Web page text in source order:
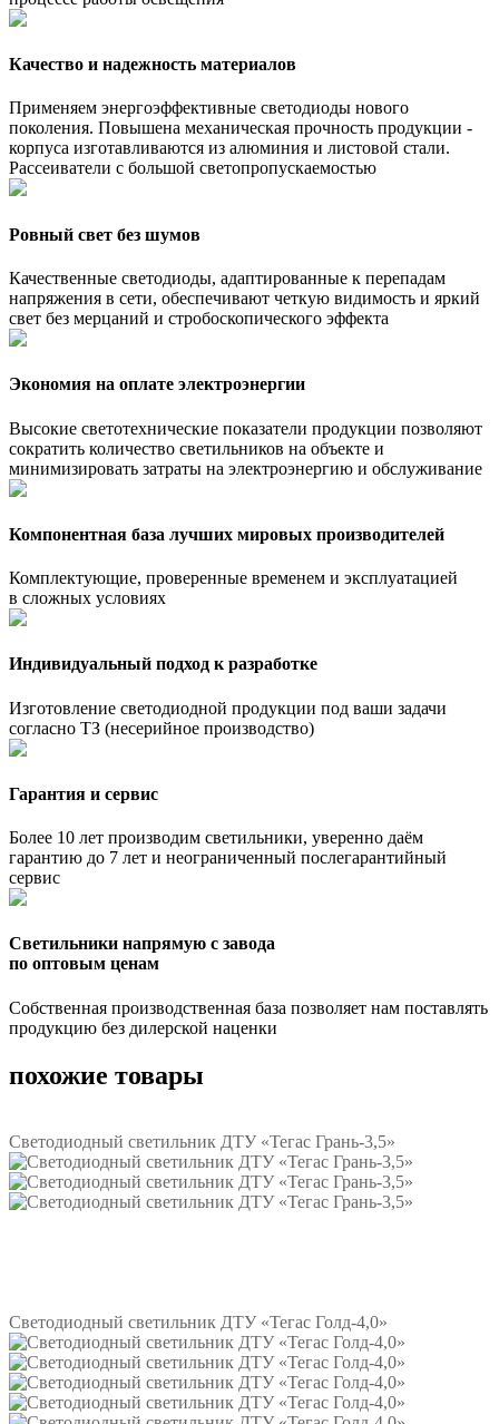
Качество и надежность материалов
Применяем энергоэффективные светодиоды нового
поколения. Повышена механическая прочность продукции -
корпуса изготавливаются из алюминия и листовой стали.
Рассеиватели с большой светопропускаемостью
Ровный свет без шумов
Качественные светодиоды, адаптированные к перепадам
напряжения в сети, обеспечивают четкую видимость и яркий
свет без мерцаний и стробоскопического эффекта
Экономия на оплате электроэнергии
Высокие светотехнические показатели продукции позволяют
сократить количество светильников на объекте и
минимизировать затраты на электроэнергию и обслуживание
Компонентная база лучших мировых производителей
Комплектующие, проверенные временем и эксплуатацией
в сложных условиях
Индивидуальный подход к разработке
Изготовление светодиодной продукции под ваши задачи
согласно ТЗ (несерийное производство)
Гарантия и сервис
Более 10 лет производим светильники, уверенно даём
гарантию до 7 лет и неограниченный послегарантийный
сервис
Светильники напрямую с завода
по оптовым ценам
Собственная производственная база позволяет нам поставлять
продукцию без дилерской наценки
похожие товары
Светодиодный светильник ДТУ «Тегас Грань-3,5»
Светодиодный светильник ДТУ «Тегас Голд-4,0»